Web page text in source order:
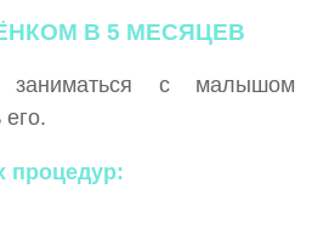
В 5 МЕСЯЦЕВ
заниматься с малышом
его.
процедур: